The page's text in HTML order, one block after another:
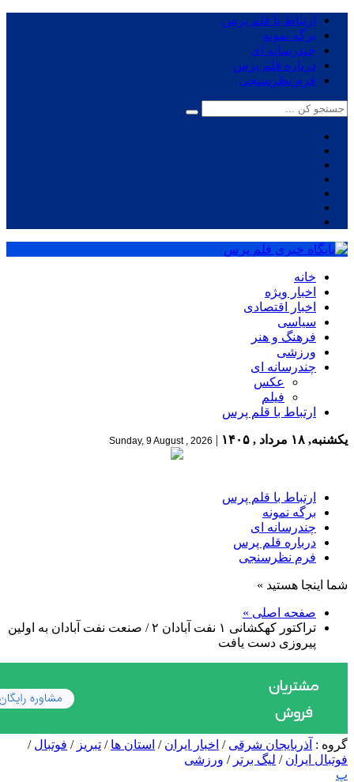
ارتباط با قلم پرس
برگه نمونه
چندرسانه ای
درباره قلم پرس
فرم نظرسنجی
خانه
اخبار ویژه
اخبار اقتصادی
سیاسی
فرهنگ و هنر
ورزشی
چندرسانه ای
عکس
فیلم
ارتباط با قلم پرس
یکشنبه, ۱۸ مرداد , ۱۴۰۵ |
Sunday, 9 August , 2026
ارتباط با قلم پرس
برگه نمونه
چندرسانه ای
درباره قلم پرس
فرم نظرسنجی
شما اینجا هستید »
صفحه اصلی »
تراکتور کهکشانی ۱ نفت آبادان ۲ / صنعت نفت آبادان به اولین
پیروزی دست یافت
گروه : آذربایجان شرقی / اخبار ایران / استان ها / تبریز / فوتبال /
فوتبال ایران / لیگ برتر / ورزشی
پ